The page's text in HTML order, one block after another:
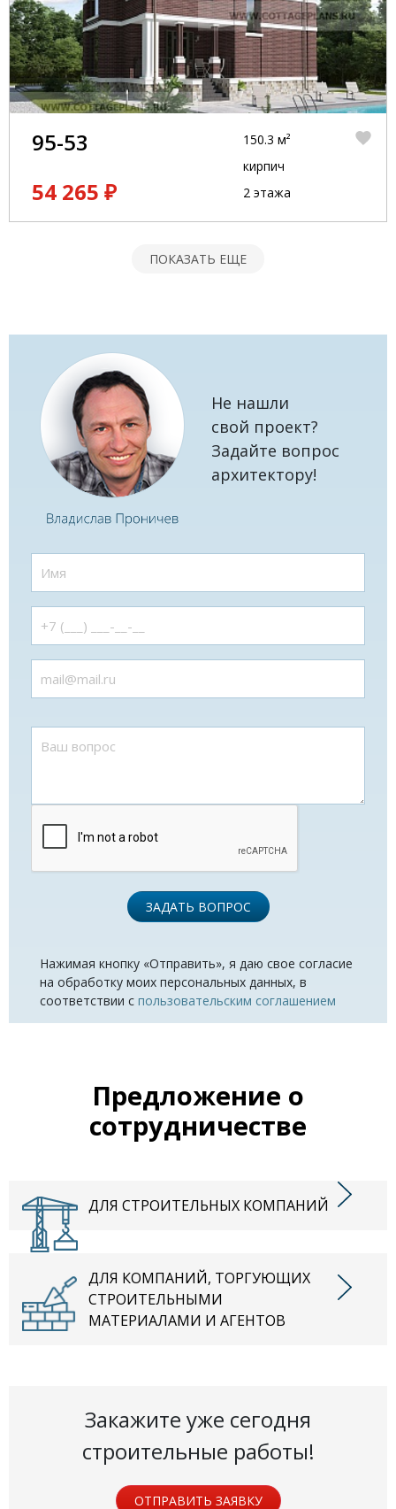
95-53
54 265 ₽
150.3 м²
кирпич
2 этажа
ПОКАЗАТЬ ЕЩЕ
Не нашли
свой проект?
Задайте вопрос
архитектору!
ЗАДАТЬ ВОПРОС
Нажимая кнопку «Отправить», я даю свое согласие
на обработку моих персональных данных, в
соответствии с пользовательским соглашением
Предложение о
сотрудничестве
ДЛЯ СТРОИТЕЛЬНЫХ КОМПАНИЙ
ДЛЯ КОМПАНИЙ, ТОРГУЮЩИХ
СТРОИТЕЛЬНЫМИ
МАТЕРИАЛАМИ И АГЕНТОВ
Закажите уже сегодня
строительные работы!
ОТПРАВИТЬ ЗАЯВКУ